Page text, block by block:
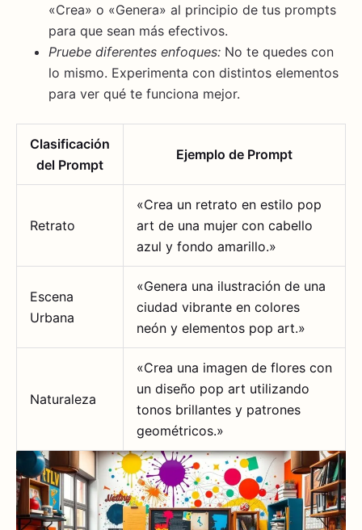
«Crea» o «Genera» al principio de tus prompts
para que sean más efectivos.
Pruebe diferentes enfoques: No te quedes con
lo mismo. Experimenta con distintos elementos
para ver qué te funciona mejor.
Clasificación
del Prompt
Ejemplo de Prompt
Retrato
«Crea un retrato en estilo pop
art de una mujer con cabello
azul y fondo amarillo.»
Escena
Urbana
«Genera una ilustración de una
ciudad vibrante en colores
neón y elementos pop art.»
Naturaleza
«Crea una imagen de flores con
un diseño pop art utilizando
tonos brillantes y patrones
geométricos.»